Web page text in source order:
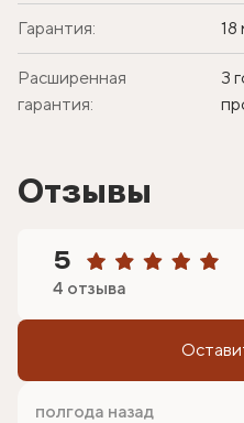
Гарантия: 18
Расширенная
гарантия:
3
Отзывы
5
4 отзыва
полгода назад